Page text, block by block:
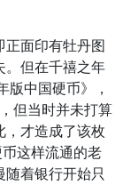
面印有牡丹图
。但在千禧之年
中国硬币》，
但当时并未打算
，才造成了该枚
这样流通的老
着银行开始只